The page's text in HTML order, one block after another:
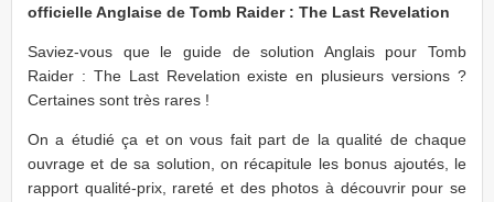
officielle Anglaise de Tomb Raider : The Last Revelation
Saviez-vous que le guide de solution Anglais pour Tomb
Raider : The Last Revelation existe en plusieurs versions ?
Certaines sont très rares !
On a étudié ça et on vous fait part de la qualité de chaque
ouvrage et de sa solution, on récapitule les bonus ajoutés, le
rapport qualité-prix, rareté et des photos à découvrir pour se